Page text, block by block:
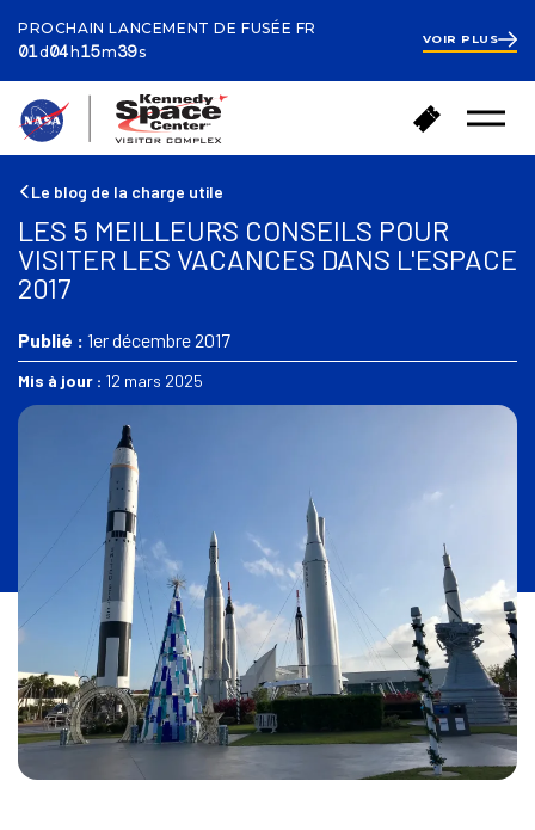
PROCHAIN LANCEMENT DE FUSÉE FR
01d ay
04 hours
15minutes
38seconds
1
minutes
seconds
VOIR PLUS
t
r
à
a
c
u
e
r
b
Ouvrir
Le blog de la charge utile
LES 5 MEILLEURS CONSEILS POUR
VISITER LES VACANCES DANS L'ESPACE
2017
Publié : 1er décembre 2017
Mis à jour : 12 mars 2025